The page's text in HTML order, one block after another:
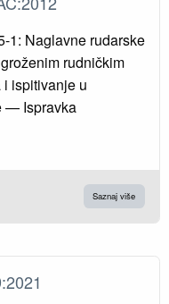
1: Naglavne rudarske
rudničkim
ispitivanje u
— Ispravka
Saznaj više